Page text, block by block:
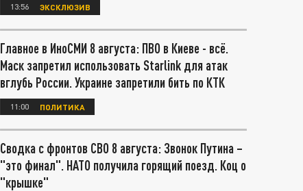
13:56 ЭКСКЛЮЗИВ
Главное в ИноСМИ 8 августа: ПВО в Киеве - всё.
Маск запретил использовать Starlink для атак
вглубь России. Украине запретили бить по КТК
11:00 ПОЛИТИКА
Сводка с фронтов СВО 8 августа: Звонок Путина –
"это финал". НАТО получила горящий поезд. Коц о
"крышке"